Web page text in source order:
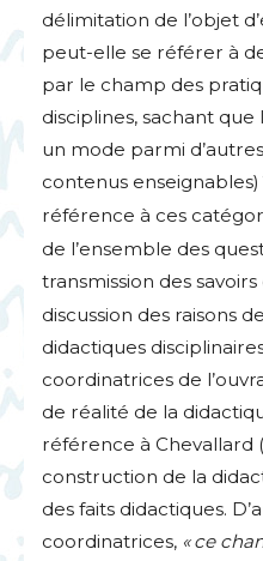
délimitation de l’objet
peut-elle se référer à
par le champ des
disciplines, sachant
un mode parmi
contenus enseignables)
référence à ces
de l’ensemble des
transmission des
discussion des raisons
didactiques
coordinatrices de
de réalité de la
référence à Chevallard
construction de la
des faits didactiques.
coordinatrices, « ce